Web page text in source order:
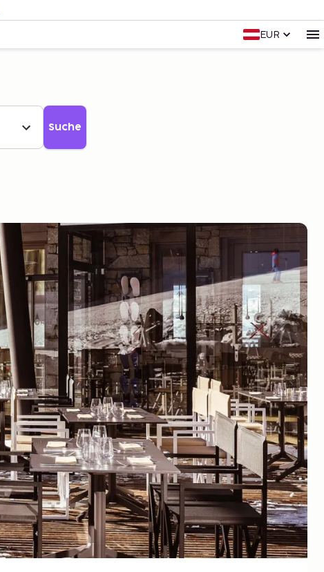
EUR
Suche